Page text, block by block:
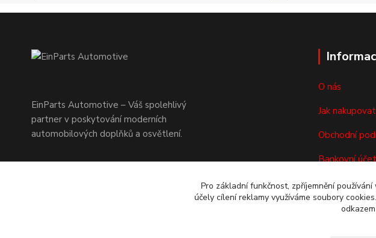
EinParts Automotive – Váš spolehlivý
partner v poskytování moderních
automobilových doplňků a osvětlení.
O nás
Jak nakupovat
Obchodní
Bankovní
Reklamace/
Kontakty
Pro základní funkčnost, zpříjemnění
účely cílení reklamy využíváme soubory